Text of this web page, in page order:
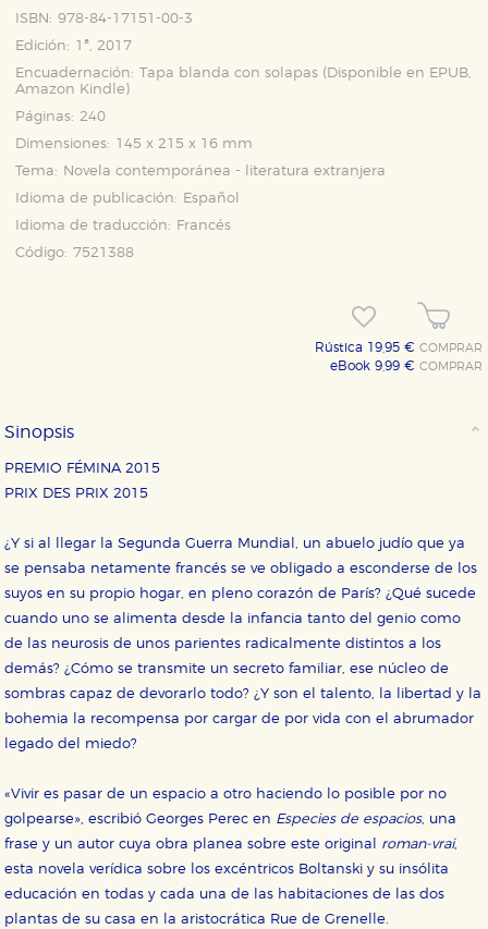
ISBN: 978-84-17151-00-3
Edición: 1ª, 2017
Encuadernación: Tapa blanda con solapas (Disponible en EPUB,
Amazon Kindle )
Páginas: 240
Dimensiones: 145 x 215 x 16 mm
Tema:
Novela contemporánea - literatura extranjera
Idioma de publicación:
Español
Idioma de traducción:
Francés
Código: 7521388
Rústica 19,95 €COMPRAR
eBook 9,99 €COMPRAR
Sinopsis
PREMIO FÉMINA 2015
PRIX DES PRIX 2015
¿Y si al llegar la Segunda Guerra Mundial, un abuelo judío que ya
se pensaba netamente francés se ve obligado a esconderse de los
suyos en su propio hogar, en pleno corazón de París? ¿Qué sucede
cuando uno se alimenta desde la infancia tanto del genio como
de las neurosis de unos parientes radicalmente distintos a los
demás? ¿Cómo se transmite un secreto familiar, ese núcleo de
sombras capaz de devorarlo todo? ¿Y son el talento, la libertad y la
bohemia la recompensa por cargar de por vida con el abrumador
legado del miedo?
«Vivir es pasar de un espacio a otro haciendo lo posible por no
golpearse», escribió Georges Perec en Especies de espacios, una
frase y un autor cuya obra planea sobre este original roman-vrai,
esta novela verídica sobre los excéntricos Boltanski y su insólita
educación en todas y cada una de las habitaciones de las dos
plantas de su casa en la aristocrática Rue de Grenelle.
HABILITAR TODO
Cookies necesarias
Estas cookies son necesarias para que nuestro sitio
web funcione y no es posible deshabilitarlas desde
nuestro sistema. Es posible hacerlo desde el
navegador, pero en ese caso es posible que algunas
áreas de nuestra web dejen de funcionar
correctamente.
Cookies de rendimiento y analíticas
de navegación y optimizar el funcionamiento de
vez que nos visita. La información es agregada y, por lo
tanto, es anónima.
Cookies de publicidad y redes sociales
Estas cookies son gestionadas por nuestros socios
publicitarios y se utilizan para mostrar publicidad
relevante para sus intereses en otros sitios. No
almacenan directamente información personal sino